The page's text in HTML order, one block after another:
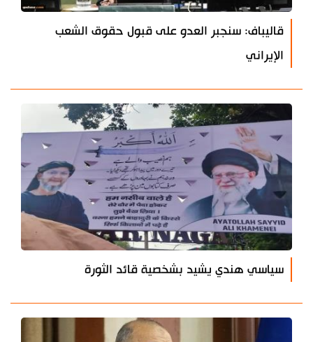
قاليباف: سنجبر العدو على قبول حقوق الشعب
الإيراني
سياسي هندي يشيد بشخصية قائد الثورة